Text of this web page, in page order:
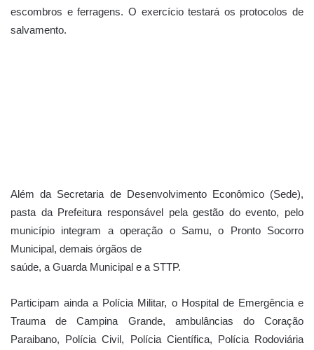
escombros e ferragens. O exercício testará os protocolos de
salvamento.
Além da Secretaria de Desenvolvimento Econômico (Sede),
pasta da Prefeitura responsável pela gestão do evento, pelo
município integram a operação o Samu, o Pronto Socorro
Municipal, demais órgãos de
saúde, a Guarda Municipal e a STTP.
Participam ainda a Polícia Militar, o Hospital de Emergência e
Trauma de Campina Grande, ambulâncias do Coração
Paraibano, Polícia Civil, Polícia Científica, Polícia Rodoviária